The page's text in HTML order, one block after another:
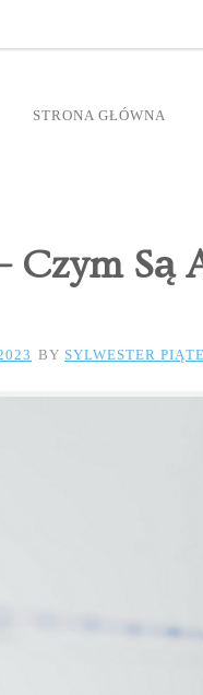
STRONA GŁÓWNA
Czym
BY SYLWESTER